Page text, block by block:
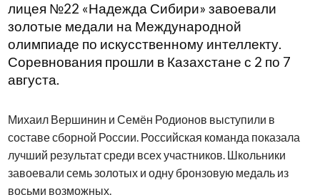
лицея №22 «Надежда Сибири» завоевали
золотые медали на Международной
олимпиаде по искусственному интеллекту.
Соревнования прошли в Казахстане с 2 по 7
августа.
Михаил Вершинин и Семён Родионов выступили в
составе сборной России. Российская команда показала
лучший результат среди всех участников. Школьники
завоевали семь золотых и одну бронзовую медаль из
восьми возможных.